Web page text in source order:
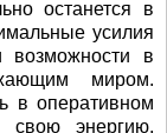
останется в
усилия
возможности в
миром.
в оперативном
энергию,